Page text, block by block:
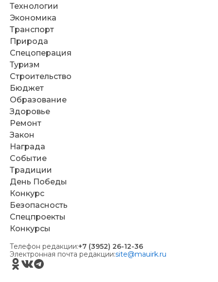
Технологии
Экономика
Транспорт
Природа
Спецоперация
Туризм
Строительство
Бюджет
Образование
Здоровье
Ремонт
Закон
Награда
Событие
Традиции
День Победы
Конкурс
Безопасность
Спецпроекты
Конкурсы
Телефон редакции:+7 (3952) 26-12-36
Электронная почта редакции:site@mauirk.ru